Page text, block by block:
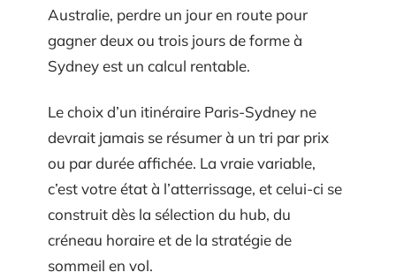
Australie, perdre un jour en route pour
gagner deux ou trois jours de forme à
Sydney est un calcul rentable.
Le choix d’un itinéraire Paris-Sydney ne
devrait jamais se résumer à un tri par prix
ou par durée affichée. La vraie variable,
c’est votre état à l’atterrissage, et celui-ci se
construit dès la sélection du hub, du
créneau horaire et de la stratégie de
sommeil en vol.